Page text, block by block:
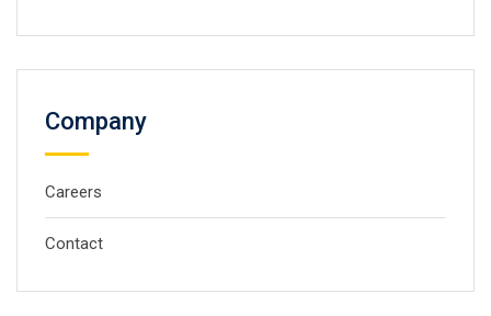
Company
Careers
Contact